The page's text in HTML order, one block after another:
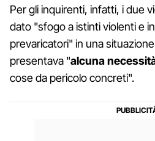
Per gli inquirenti, infatti, i due
dato "sfogo a istinti violenti e
prevaricatori" in una
presentava "alcuna
cose da pericolo concreti".